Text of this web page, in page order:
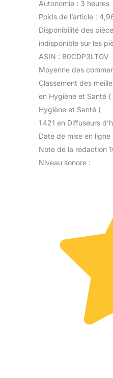
Autonomie : 3 heures
Poids de l’article :
Disponibilité des
indisponible sur les
ASIN : B0CDP3LTGV
Moyenne des
Classement des
en Hygiène et Santé
Hygiène et Santé )
1 421 en Diffuseurs
Date de mise en
Note de la rédaction
Niveau sonore :